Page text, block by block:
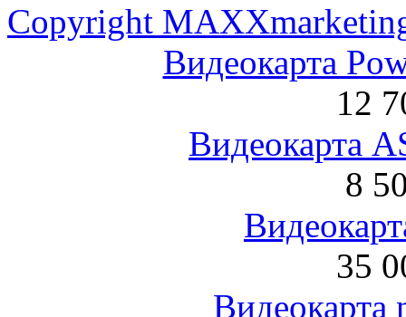
Copyright
Видеокарта
12
Видеокарта
8
35
Видеокарта